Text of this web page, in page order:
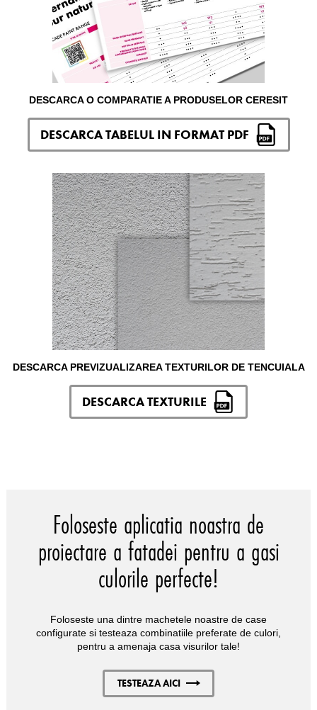
DESCARCA O COMPARATIE A PRODUSELOR CERESIT
DESCARCA TABELUL IN FORMAT PDF
DESCARCA PREVIZUALIZAREA TEXTURILOR DE TENCUIALA
DESCARCA TEXTURILE
Foloseste aplicatia noastra de
proiectare a fatadei pentru a gasi
culorile perfecte!
Foloseste una dintre machetele noastre de case
configurate si testeaza combinatiile preferate de culori,
pentru a amenaja casa visurilor tale!
TESTEAZA AICI